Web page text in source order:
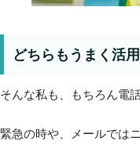
どちらもうまく活
そんな私も、もちろん電
緊急の時や、メールでは